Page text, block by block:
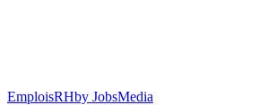
EmploisRHby JobsMedia